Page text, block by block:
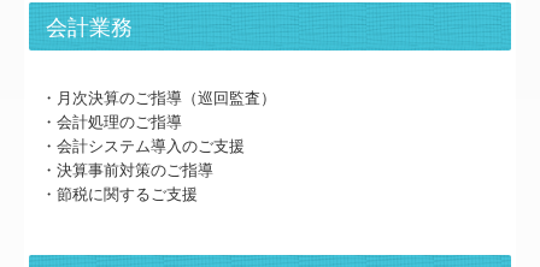
経営改善計画の策定支援
経営改善オンデマンド講座
医療経営【新規開業ガイド】
お客様紹介
個人情報保護方針
会計業務
・月次決算のご指導（巡回監査）
・会計処理のご指導
・会計システム導入のご支援
・決算事前対策のご指導
・節税に関するご支援